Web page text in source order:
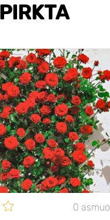
0 asmuo